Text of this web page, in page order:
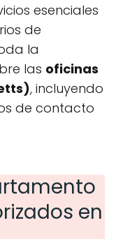
esenciales
de
la
las oficinas
, incluyendo
de contacto
en